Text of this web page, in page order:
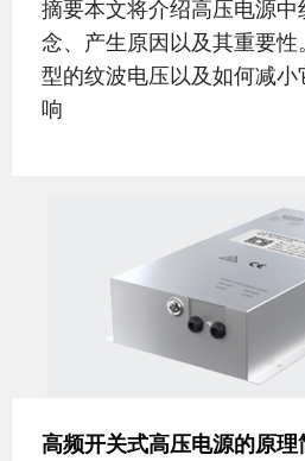
摘要本文将介绍高压电源
念、产生原因以及其重要
型的纹波电压以及如何减
响
高频开关式高压电源的原理